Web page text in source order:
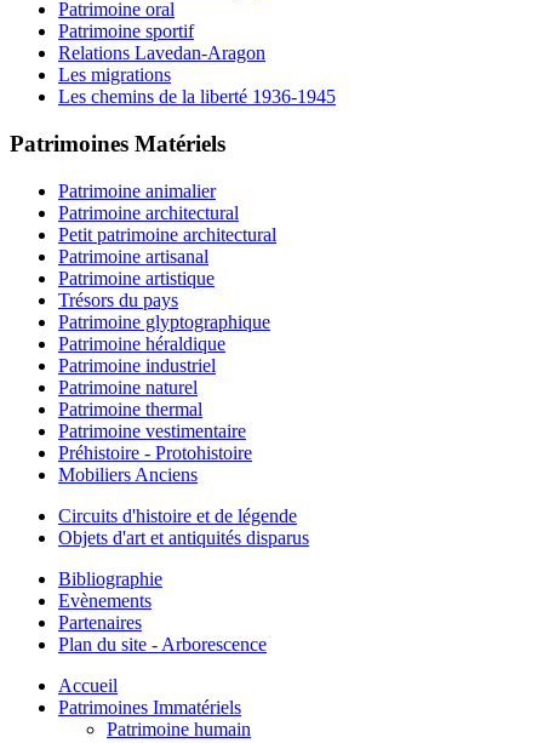
Patrimoine oral
Patrimoine sportif
Relations Lavedan-Aragon
Les migrations
Les chemins de la liberté 1936-1945
Patrimoines Matériels
Patrimoine animalier
Patrimoine architectural
Petit patrimoine architectural
Patrimoine artisanal
Patrimoine artistique
Trésors du pays
Patrimoine glyptographique
Patrimoine héraldique
Patrimoine industriel
Patrimoine naturel
Patrimoine thermal
Patrimoine vestimentaire
Préhistoire - Protohistoire
Mobiliers Anciens
Circuits d'histoire et de légende
Objets d'art et antiquités disparus
Bibliographie
Evènements
Partenaires
Plan du site - Arborescence
Accueil
Patrimoines Immatériels
Patrimoine humain